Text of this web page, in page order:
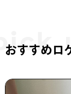
おすすめロ